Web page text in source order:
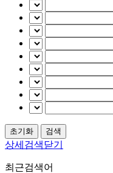
상세검색닫기
최근검색어